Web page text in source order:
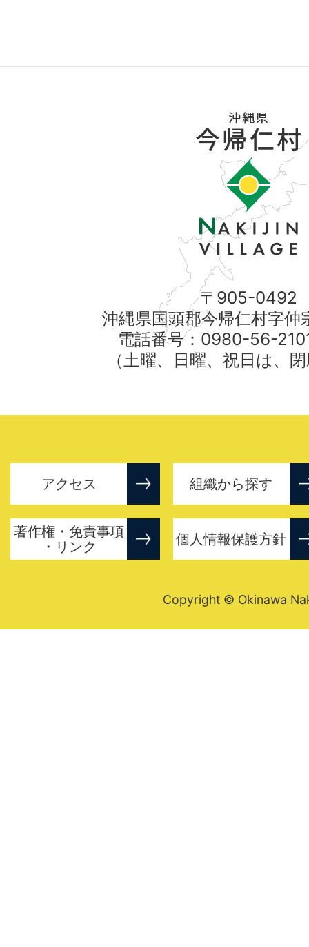
〒905-0492
沖縄県国頭郡今帰仁村字仲
電話番号：0980-56-
（土曜、日曜、祝日は、
アクセス 組織から探す
著作権・免責事項
・リンク
個人情報保護方針
Copyright © Okinawa